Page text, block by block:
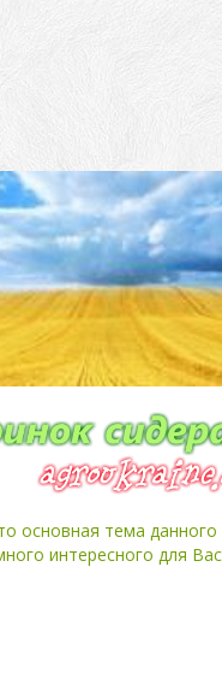
основная тема
интересного для